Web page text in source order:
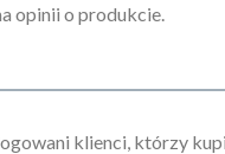
opinii o produkcie.
klienci, którzy